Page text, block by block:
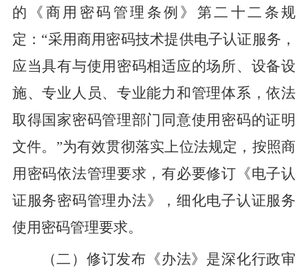
的《商用密码管理条例》第二十二条规
定：“采用商用密码技术提供电子认证服务，
应当具有与使用密码相适应的场所、设备设
施、专业人员、专业能力和管理体系，依法
取得国家密码管理部门同意使用密码的证明
文件。”为有效贯彻落实上位法规定， 按照商
用密码依法管理要求，有必要修订 《电子认
证服务密码管理办法》，细化电子认证服务
使用密码管理要求。
（二）修订发布《办法》是深化行政审